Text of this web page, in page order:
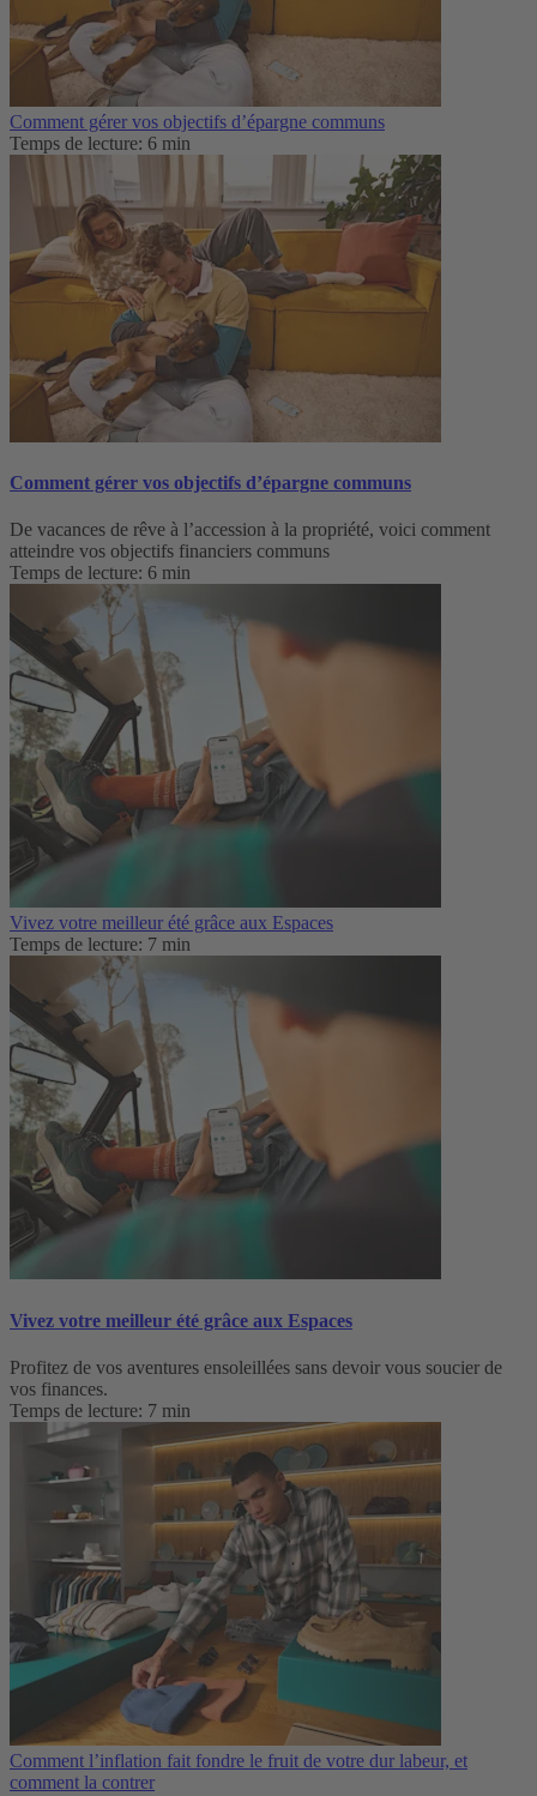
Comment gérer vos objectifs d’épargne communs
Temps de lecture: 6 min
Comment gérer vos objectifs d’épargne communs
De vacances de rêve à l’accession à la propriété, voici comment
atteindre vos objectifs financiers communs
Temps de lecture: 6 min
Vivez votre meilleur été grâce aux Espaces
Temps de lecture: 7 min
Vivez votre meilleur été grâce aux Espaces
Profitez de vos aventures ensoleillées sans devoir vous soucier de
vos finances.
Temps de lecture: 7 min
Comment l’inflation fait fondre le fruit de votre dur labeur, et
comment la contrer